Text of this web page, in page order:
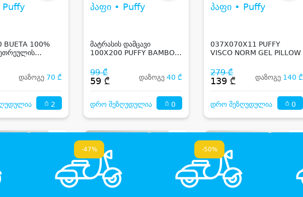
Puffy
BUETA 100%
დაზოგე 70 ₾
2
პაფი • Puffy
მატრასის დამცავი
100X200 PUFFY BAMBOO
PROTECTOR
99 ₾
59 ₾ დაზოგე40 ₾
დრო შეზღუდულია 0
პაფი • Puffy
037X070X11 PUFFY
VISCO NORM GEL PILLOW
279 ₾
139 ₾ დაზოგე 140 ₾
დრო შეზღუდულია 0
-47% -50%